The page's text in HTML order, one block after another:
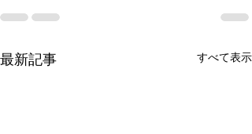
最新記事 すべて表示